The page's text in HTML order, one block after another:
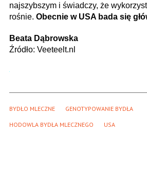
najszybszym i świadczy, że
rośnie. Obecnie w USA bada się
Beata Dąbrowska
Źródło: Veeteelt.nl
BYDŁO MLECZNE GENOTYPOWANIE BYDŁA
HODOWLA BYDŁA MLECZNEGO USA